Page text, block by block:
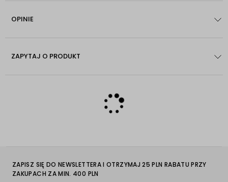
OPINIE
ZAPYTAJ O PRODUKT
ZAPISZ SIĘ DO NEWSLETTERA I OTRZYMAJ 25 PLN RABATU PRZY
ZAKUPACH ZA MIN. 400 PLN